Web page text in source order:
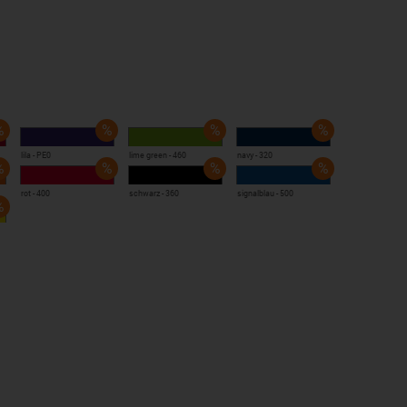
lila - PE0 lime green - 460 navy - 320
rot - 400 schwarz - 360 signalblau - 500